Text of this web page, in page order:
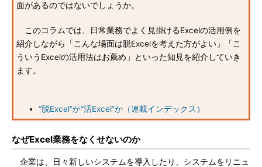
面があるのではないでしょうか。
このコラムでは、日常業務でよく見掛けるExcelの活用例を
紹介しながら「こんな場面は脱Excelを考えた方がよい」「こ
ういうExcelの活用法はお薦め」といった知見を紹介していき
ます。
“脱Excel”か“活Excel”か（連載インデックス）
なぜExcel業務をなくせないのか
企業は、日々新しいシステムを導入したり、システムをリニュ